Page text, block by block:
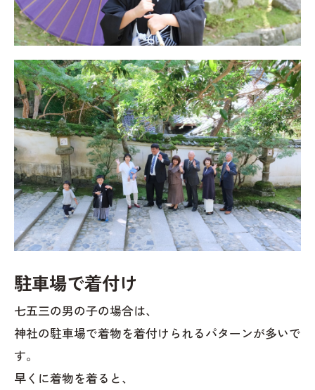
駐車場で着付け
七五三の男の子の場合は、
神社の駐車場で着物を着付けられるパターンが多いで
す。
早くに着物を着ると、